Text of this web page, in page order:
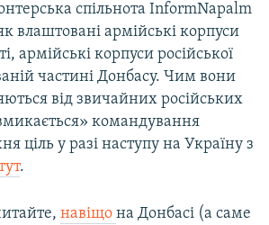
спільнота InformNapalm
влаштовані армійські корпуси
армійські корпуси російської
частині Донбасу. Чим вони
від звичайних російських
командування
ціль у разі наступу на Україну з
.
навіщо на Донбасі (а саме